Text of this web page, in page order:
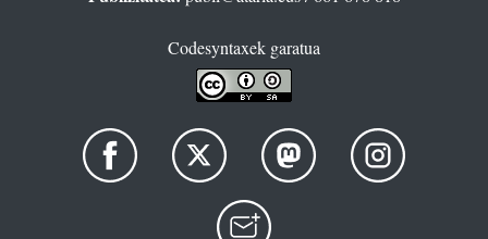
Codesyntaxek garatua